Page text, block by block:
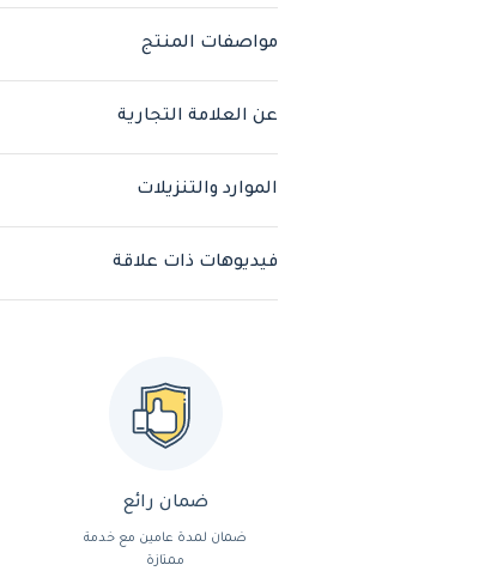
مواصفات المنتج
عن العلامة التجارية
الموارد والتنزيلات
فيديوهات ذات علاقة
ضمان رائع
ضمان لمدة عامين مع خدمة
ممتازة